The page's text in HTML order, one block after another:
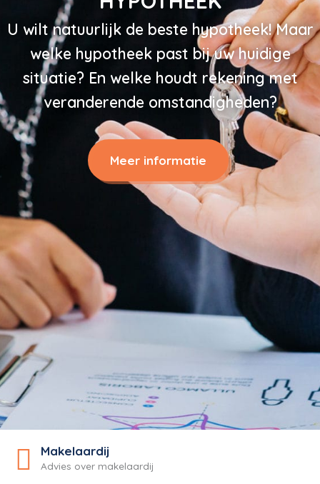
U wilt plannen maken en genieten. Maar
dat wilt u niet alleen nu, maar in elke fase
van uw leven. Hoe behaalt u uw financiële
doelen op korte en lange termijn?
Meer informatie
Makelaardij
Advies over makelaardij